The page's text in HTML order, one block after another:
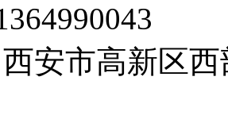
安市高新区西